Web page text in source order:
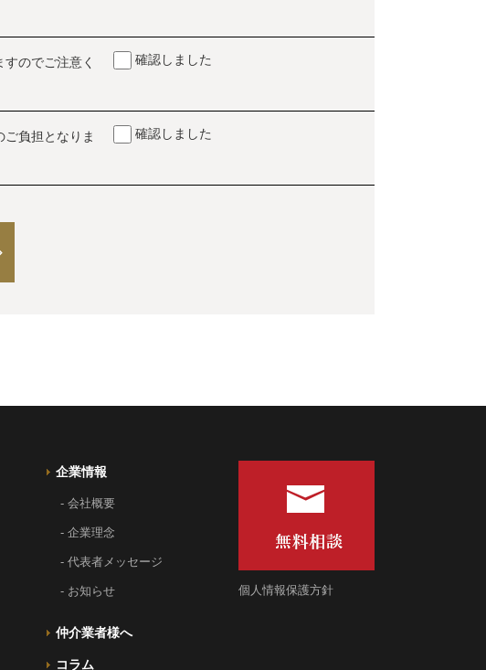
のでご注意く
確認しました
負担となりま
確認しました
企業情報
- 会社概要
- 企業理念
- 代表者メッセージ
- お知らせ
仲介業者様へ
コラム
個人情報保護方針